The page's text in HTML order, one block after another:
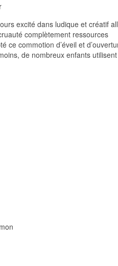
excité dans ludique et créatif
complètement ressources
ce commotion d’éveil et
de nombreux enfants